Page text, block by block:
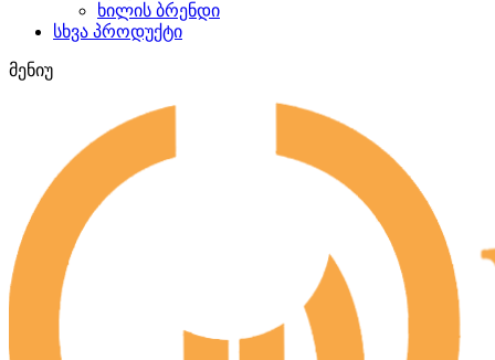
ხილის ბრენდი
სხვა პროდუქტი
მენიუ